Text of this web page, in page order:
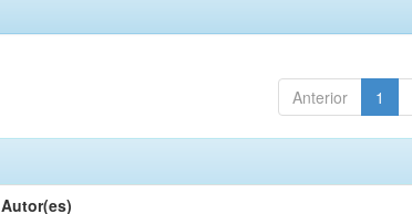
Anterior 1
Autor(es)